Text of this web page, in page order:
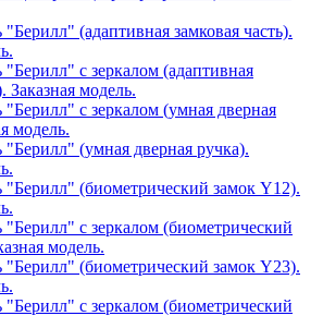
"Берилл" (адаптивная замковая часть).
"Берилл" с зеркалом (адаптивная
Заказная модель.
"Берилл" с зеркалом (умная дверная
модель.
"Берилл" (умная дверная ручка).
"Берилл" (биометрический замок Y12).
"Берилл" с зеркалом (биометрический
модель.
"Берилл" (биометрический замок Y23).
"Берилл" с зеркалом (биометрический